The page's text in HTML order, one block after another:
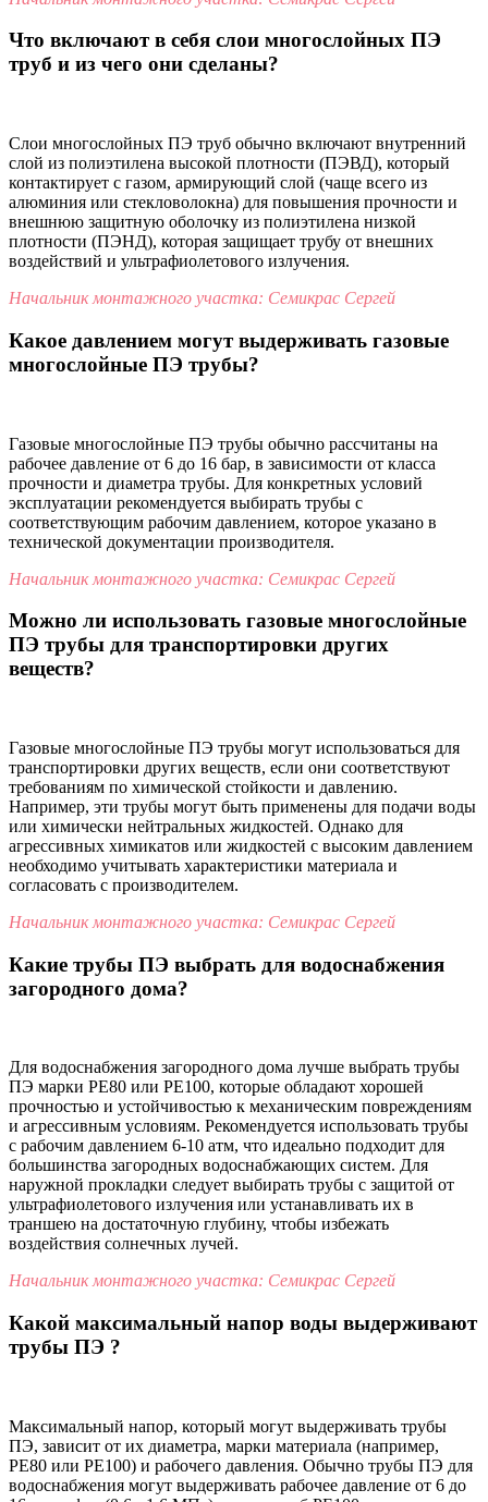
Что включают в себя слои многослойных ПЭ
труб и из чего они сделаны?
Слои многослойных ПЭ труб обычно включают внутренний
слой из полиэтилена высокой плотности (ПЭВД), который
контактирует с газом, армирующий слой (чаще всего из
алюминия или стекловолокна) для повышения прочности и
внешнюю защитную оболочку из полиэтилена низкой
плотности (ПЭНД), которая защищает трубу от внешних
воздействий и ультрафиолетового излучения.
Начальник монтажного участка: Семикрас Сергей
Какое давлением могут выдерживать газовые
многослойные ПЭ трубы?
Газовые многослойные ПЭ трубы обычно рассчитаны на
рабочее давление от 6 до 16 бар, в зависимости от класса
прочности и диаметра трубы. Для конкретных условий
эксплуатации рекомендуется выбирать трубы с
соответствующим рабочим давлением, которое указано в
технической документации производителя.
Начальник монтажного участка: Семикрас Сергей
Можно ли использовать газовые многослойные
ПЭ трубы для транспортировки других
веществ?
Газовые многослойные ПЭ трубы могут использоваться для
транспортировки других веществ, если они соответствуют
требованиям по химической стойкости и давлению.
Например, эти трубы могут быть применены для подачи воды
или химически нейтральных жидкостей. Однако для
агрессивных химикатов или жидкостей с высоким давлением
необходимо учитывать характеристики материала и
согласовать с производителем.
Начальник монтажного участка: Семикрас Сергей
Какие трубы ПЭ выбрать для водоснабжения
загородного дома?
Для водоснабжения загородного дома лучше выбрать трубы
ПЭ марки PE80 или PE100, которые обладают хорошей
прочностью и устойчивостью к механическим повреждениям
и агрессивным условиям. Рекомендуется использовать трубы
с рабочим давлением 6-10 атм, что идеально подходит для
большинства загородных водоснабжающих систем. Для
наружной прокладки следует выбирать трубы с защитой от
ультрафиолетового излучения или устанавливать их в
траншею на достаточную глубину, чтобы избежать
воздействия солнечных лучей.
Начальник монтажного участка: Семикрас Сергей
Какой максимальный напор воды выдерживают
трубы ПЭ ?
Максимальный напор, который могут выдерживать трубы
ПЭ, зависит от их диаметра, марки материала (например,
PE80 или PE100) и рабочего давления. Обычно трубы ПЭ для
водоснабжения могут выдерживать рабочее давление от 6 до